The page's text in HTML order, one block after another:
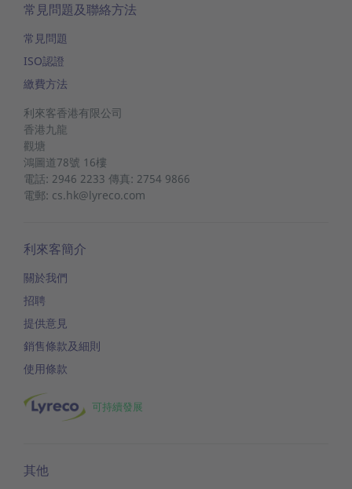
常見問題及聯絡方法
常見問題
ISO認證
繳費方法
利來客香港有限公司
香港九龍
觀塘
鴻圖道78號 16樓
電話: 2946 2233 傳真: 2754 9866
電郵: cs.hk@lyreco.com
利來客簡介
關於我們
招聘
提供意見
銷售條款及細則
使用條款
可持續發展
其他